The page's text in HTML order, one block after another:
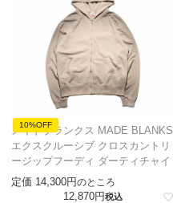
10%OFF
メイドブランクス MADE BLANKS
エクスクルーシブ クロスカントリ
ージップフーディ ダーティチャイ
定価 14,300 のところ
12,870 税込